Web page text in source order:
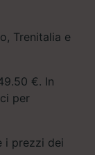
Trenitalia e
€. In
per
i prezzi dei